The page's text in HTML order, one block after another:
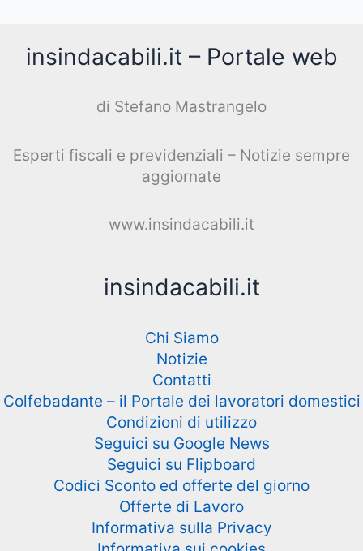
insindacabili.it – Portale web
di Stefano Mastrangelo
Esperti fiscali e previdenziali – Notizie sempre
aggiornate
www.insindacabili.it
insindacabili.it
Chi Siamo
Notizie
Contatti
Colfebadante – il Portale dei lavoratori domestici
Condizioni di utilizzo
Seguici su Google News
Seguici su Flipboard
Codici Sconto ed offerte del giorno
Offerte di Lavoro
Informativa sulla Privacy